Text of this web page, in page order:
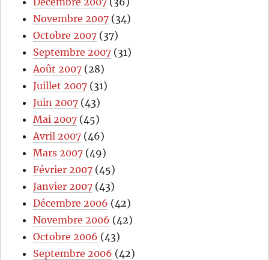
Novembre 2007 (34)
Octobre 2007 (37)
Septembre 2007 (31)
Août 2007 (28)
Juillet 2007 (31)
Juin 2007 (43)
Mai 2007 (45)
Avril 2007 (46)
Mars 2007 (49)
Février 2007 (45)
Janvier 2007 (43)
Décembre 2006 (42)
Novembre 2006 (42)
Octobre 2006 (43)
Septembre 2006 (42)